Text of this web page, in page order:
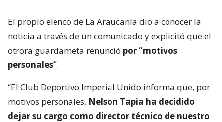
El propio elenco de La Araucanía dio a conocer la
noticia a través de un comunicado y explicitó que el
otrora guardameta renunció por “motivos
personales”.
“El Club Deportivo Imperial Unido informa que, por
motivos personales, Nelson Tapia ha decidido
dejar su cargo como director técnico de nuestro